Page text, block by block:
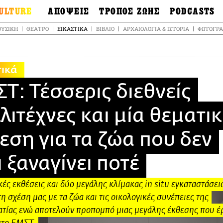
&
ΑΠΟΨΕΙΣ
Ιδέες
Επιστολές
ΤΡΟΠΟΣ ΖΩΗΣ
Μόδα & Στυλ
Συνταγές
Living
Αγορά
PODCASTS
Σκληρές Αλήθειες
OnDemand
3.0
Ψυχή & Σώμα
Ιστορία μιας
Pulp Fiction
Radio Lifo
Το κρασί με απλά
λόγια
Ζούμε, ρε!
ΘΈΑΤΡΟ ΕΙΚΑΣΤΙΚΆ ΒΙΒΛΊΟ ΑΡΧΑΙΟΛΟΓΊΑ & ΙΣΤΟΡΊΑ
Τέσσερις διεθνείς
και μία
για τα ζώα που δεν
ξαναγίνει ποτέ
εκθέσεις και δύο μεγάλης κλίμακας in situ
σχέση μας με τα ζώα και τις οικολογικές συνέπειες της
ενώ αποτελούν προπομπό μιας μεγάλης έκθεσης που